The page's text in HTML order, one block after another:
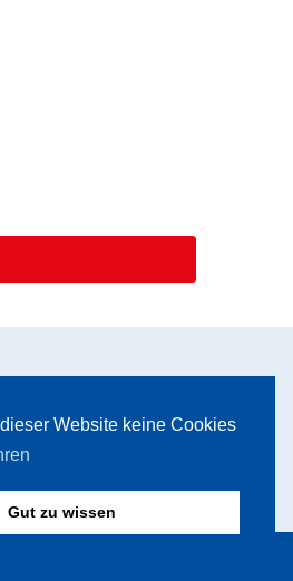
Website keine Cookies
Gut zu wissen